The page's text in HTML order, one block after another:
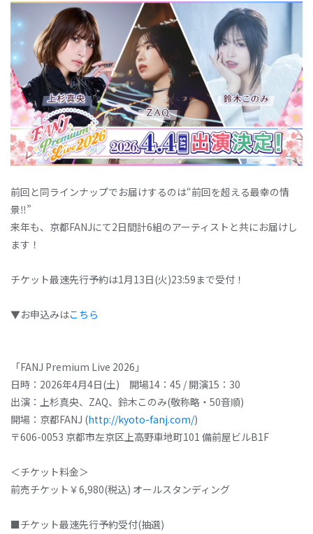
前回と同ラインナップでお届けするのは“前回を超える最幸の情
景‼”
来年も、京都FANJにて2日間計6組のアーティストと共にお届けし
ます！
チケット最速先行予約は1月13日(火)23:59まで受付！
▼お申込みはこちら
「FANJ Premium Live 2026」
日時：2026年4月4日(土) 開場14：45 / 開演15：30
出演：上杉真央、ZAQ、鈴木このみ(敬称略・50音順)
開場：京都FANJ (http://kyoto-fanj.com/)
〒606-0053 京都市左京区上高野車地町101 備前屋ビルB1F
＜チケット料金＞
前売チケット￥6,980(税込) オールスタンディング
■チケット最速先行予約受付(抽選)